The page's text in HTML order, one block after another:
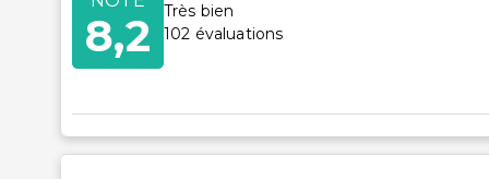
(dans
Réception
8,2
Très bien
102 évaluations